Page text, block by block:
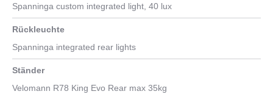
Spanninga custom integrated light, 40 lux
Rückleuchte
Spanninga integrated rear lights
Ständer
Velomann R78 King Evo Rear max 35kg